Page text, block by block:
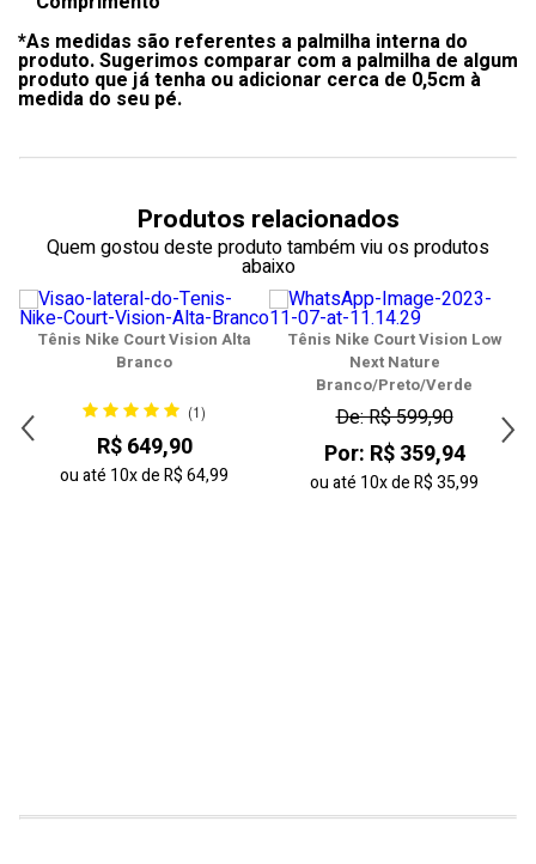
*As medidas são referentes a palmilha interna do
produto. Sugerimos comparar com a palmilha de algum
produto que já tenha ou adicionar cerca de 0,5cm à
medida do seu pé.
34
38
40
Produtos relacionados
Quem gostou deste produto também viu os produtos
abaixo
Tênis Nike Court Vision Alta
Branco
(1)
R$ 649,90
ou até 10xdeR$ 64,99
Tênis Nike Court Vision Low
Next Nature
Branco/Preto/Verde
De: R$ 599,90
Por: R$ 359,94
ou até 10xdeR$ 35,99